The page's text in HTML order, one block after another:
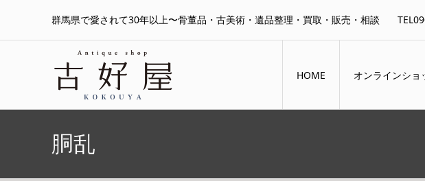
群馬県で愛されて30年以上〜骨董品・古美術・遺品整理・買取・販売・相談
HOME オンラインショ
胴乱